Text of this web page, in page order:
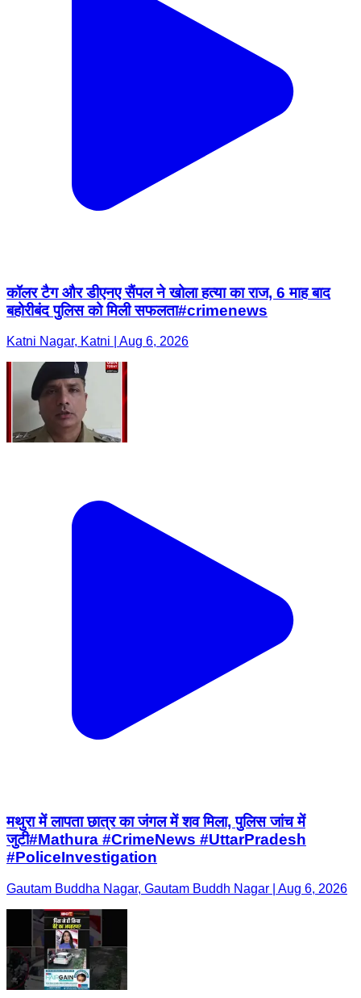
कॉलर टैग और डीएनए सैंपल ने खोला हत्या का राज, 6 माह बाद
बहोरीबंद पुलिस को मिली सफलता#crimenews
Katni Nagar, Katni | Aug 6, 2026
मथुरा में लापता छात्र का जंगल में शव मिला, पुलिस जांच में
जुटी#Mathura #CrimeNews #UttarPradesh
#PoliceInvestigation
Gautam Buddha Nagar, Gautam Buddh Nagar | Aug 6, 2026